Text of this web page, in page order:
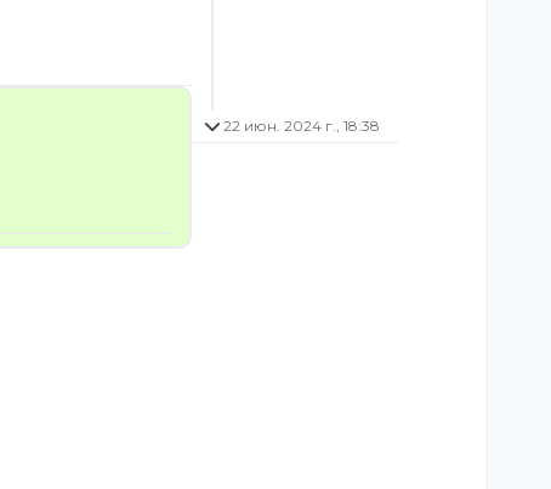
22 июн. 2024 г., 18:38